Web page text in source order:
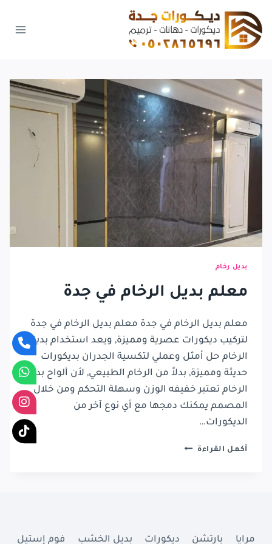
إلى
المحتوى
بديل رخام
معلم بديل الرخام في جدة
معلم بديل الرخام في جدة معلم بديل الرخام في جدة
لتركيب ديكورات عصرية ومميزة, ويعد استخدام بديل
الرخام حل أمثل وعملي لتكسية الجدران بديكورات
حديثة ومميزة, بدلاً من الرخام الطبيعي, لأن ألواح بديل
الرخام تعتبر خفيفه الوزن وسهلة التحكم ومن خلال
المصمم يمكنك دمجها مع أي نوع آخر من
الديكورات…
أكمل القراءة معلم
مرايا بارتشن ديكورات بديل الخشب فوم إستيل